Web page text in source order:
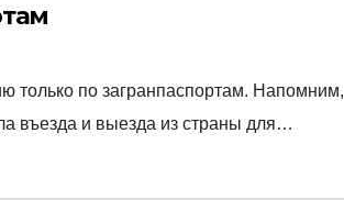
только по загранпаспортам. Напомним,
въезда и выезда из страны для…